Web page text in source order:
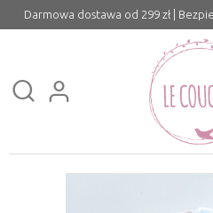
Darmowa dostawa od 299 zł |